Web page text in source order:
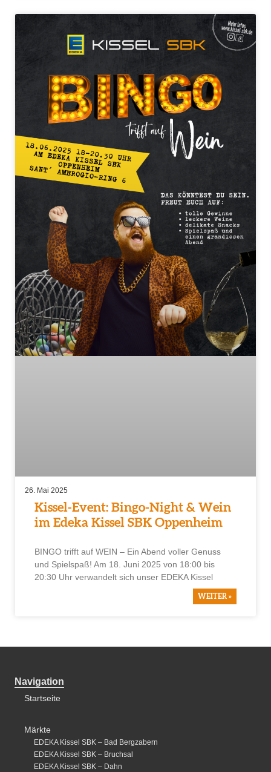
Kissel-Event: Bingo-Night & Wein
im Edeka Kissel SBK Oppenheim
BINGO trifft auf WEIN – Ein Abend voller Genuss
und Spielspaß! Am 18. Juni 2025 von 18:00 bis
20:30 Uhr verwandelt sich unser EDEKA Kissel
WEITER »
26. Mai 2025
Navigation
Startseite
Märkte
EDEKA Kissel SBK – Bad Bergzabern
EDEKA Kissel SBK – Bruchsal
EDEKA Kissel SBK – Dahn